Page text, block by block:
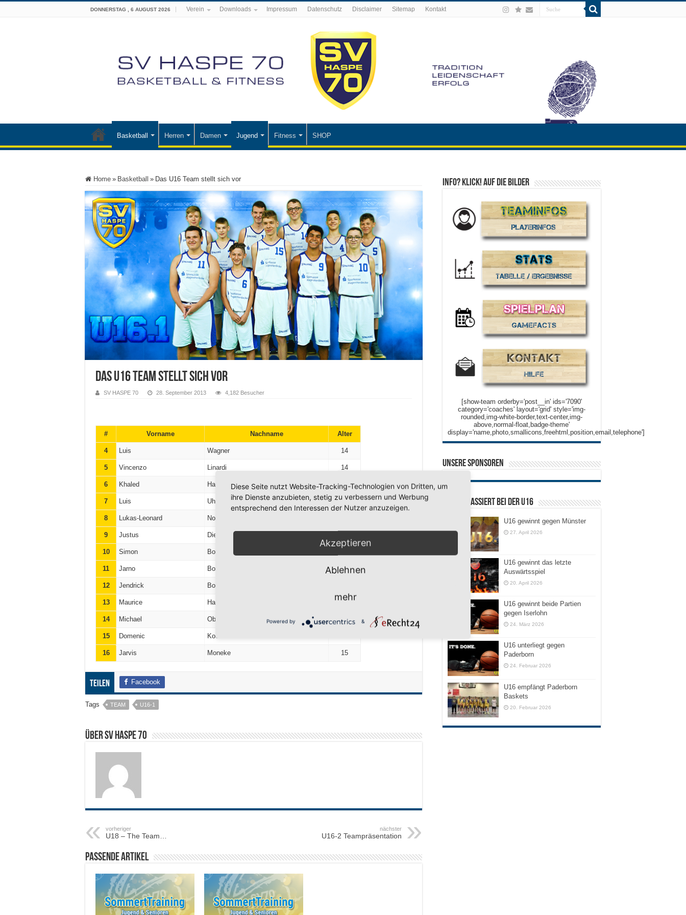
DONNERSTAG , 6 AUGUST 2026 Verein Downloads Impressum Datenschutz Disclaimer Sitemap Kontakt
Basketball Herren Damen Jugend Fitness SHOP
Home » Basketball » Das U16 Team stellt sich vor
Das U16 Team stellt sich vor
SV HASPE 70 28. September 2013 4,182 Besucher
# Vorname Nachname Alter
4 Luis Wagner 14
5 Vincenzo Linardi 14
6 Khaled Hassan 14
7 Luis Uhlenbrock 14
8 Lukas-Leonard Nowak
9 Justus Dierkes
10 Simon Boenig
11 Jarno Bolte 15
12 Jendrick Bolte
13 Maurice Hanusa 15
14 Michael Obrebski 14
15 Domenic Koelsch
16 Jarvis Moneke 15
Teilen Facebook
Tags TEAM U16-1
Über SV HASPE 70
vorheriger
U18 – The Team…
nächster
U16-2 Teampräsentation
Passende Artikel
Info? Klick! auf die Bilder
[show-team orderby='post__in' ids='7090'
category='coaches' layout='grid' style='img-
rounded,img-white-border,text-center,img-
above,normal-float,badge-theme'
display='name,photo,smallicons,freehtml,position,email,telephone']
Unsere Sponsoren
Das ist passiert bei der U16
U16 gewinnt gegen Münster
27. April 2026
U16 gewinnt das letzte
Auswärtsspiel
20. April 2026
U16 gewinnt beide Partien
gegen Iserlohn
24. März 2026
U16 unterliegt gegen
Paderborn
24. Februar 2026
U16 empfängt Paderborn
Baskets
20. Februar 2026
Diese Seite nutzt Website-Tracking-Technologien von Dritten, um
ihre Dienste anzubieten, stetig zu verbessern und Werbung
entsprechend den Interessen der Nutzer anzuzeigen.
Akzeptieren
Ablehnen
mehr
Powered by &